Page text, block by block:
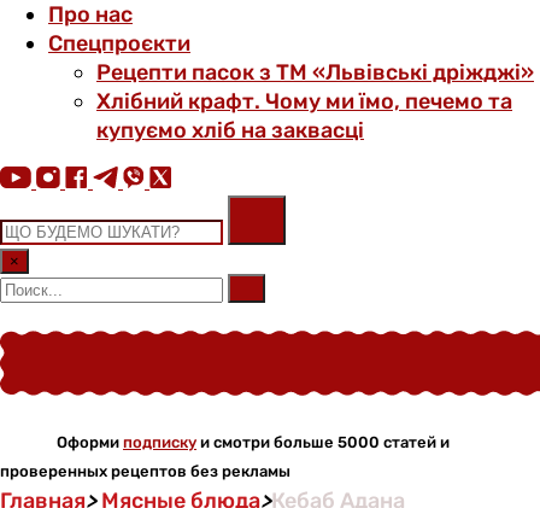
Про нас
Спецпроєкти
Рецепти пасок з ТМ «Львівські дріжджі»
Хлібний крафт. Чому ми їмо, печемо та
купуємо хліб на заквасці
×
Оформи подписку и смотри больше 5000 статей и
проверенных рецептов без рекламы
Главная>Мясные блюда>Кебаб Адана